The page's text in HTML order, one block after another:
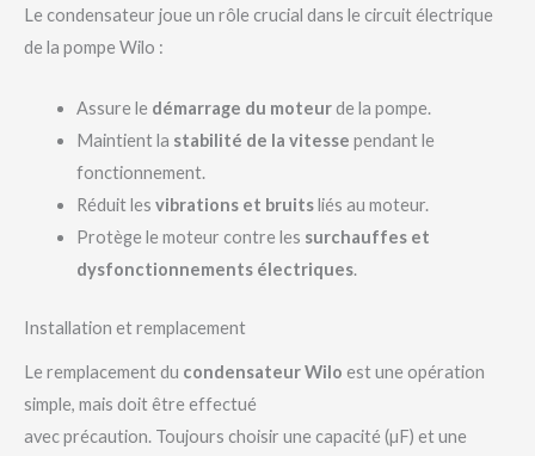
Le condensateur joue un rôle crucial dans le circuit électrique
de la pompe Wilo :
Assure le démarrage du moteurde la pompe.
Maintient la stabilité de la vitesse pendant le
fonctionnement.
Réduit les vibrations et bruitsliés au moteur.
Protège le moteur contre les surchauffes et
dysfonctionnements électriques.
Installation et remplacement
Le remplacement du condensateur Wilo est une opération
simple, mais doit être effectué
avec précaution. Toujours choisir une capacité (µF) et une